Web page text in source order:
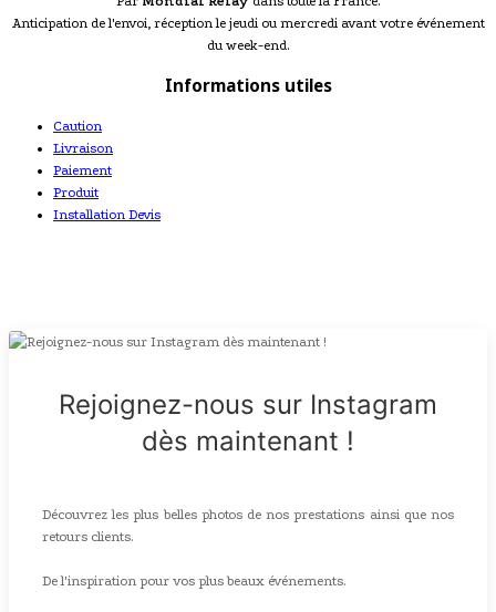
Anticipation de l'envoi, réception le jeudi ou mercredi avant votre événement
du week-end.
Informations utiles
Caution
Livraison
Paiement
Produit
Installation Devis
Rejoignez-nous sur Instagram
dès maintenant !
Découvrez les plus belles photos de nos prestations ainsi que nos
retours clients.
De l'inspiration pour vos plus beaux événements.